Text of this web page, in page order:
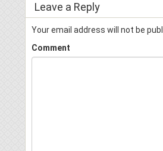
Leave a Reply
Your email address will not be
Comment